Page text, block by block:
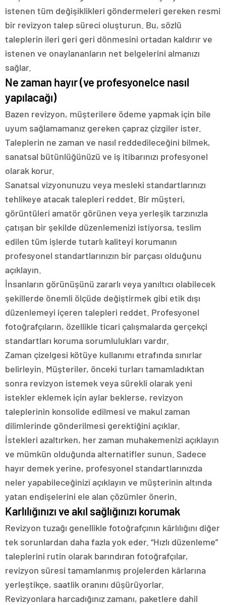
istenen tüm değişiklikleri göndermeleri gereken resmi
bir revizyon talep süreci oluşturun. Bu, sözlü
taleplerin ileri geri geri dönmesini ortadan kaldırır ve
istenen ve onaylananların net belgelerini almanızı
sağlar.
Ne zaman hayır (ve profesyonelce nasıl
yapılacağı)
Bazen revizyon, müşterilere ödeme yapmak için bile
uyum sağlamamanız gereken çapraz çizgiler ister.
Taleplerin ne zaman ve nasıl reddedileceğini bilmek,
sanatsal bütünlüğünüzü ve iş itibarınızı profesyonel
olarak korur.
Sanatsal vizyonunuzu veya mesleki standartlarınızı
tehlikeye atacak talepleri reddet. Bir müşteri,
görüntüleri amatör görünen veya yerleşik tarzınızla
çatışan bir şekilde düzenlemenizi istiyorsa, teslim
edilen tüm işlerde tutarlı kaliteyi korumanın
profesyonel standartlarınızın bir parçası olduğunu
açıklayın.
İnsanların görünüşünü zararlı veya yanıltıcı olabilecek
şekillerde önemli ölçüde değiştirmek gibi etik dışı
düzenlemeyi içeren talepleri reddet. Profesyonel
fotoğrafçıların, özellikle ticari çalışmalarda gerçekçi
standartları koruma sorumlulukları vardır.
Zaman çizelgesi kötüye kullanımı etrafında sınırlar
belirleyin. Müşteriler, önceki turları tamamladıktan
sonra revizyon istemek veya sürekli olarak yeni
istekler eklemek için aylar beklerse, revizyon
taleplerinin konsolide edilmesi ve makul zaman
dilimlerinde gönderilmesi gerektiğini açıklar.
İstekleri azaltırken, her zaman muhakemenizi açıklayın
ve mümkün olduğunda alternatifler sunun. Sadece
hayır demek yerine, profesyonel standartlarınızda
neler yapabileceğinizi açıklayın ve müşterinin altında
yatan endişelerini ele alan çözümler önerin.
Karlılığınızı ve akıl sağlığınızı korumak
Revizyon tuzağı genellikle fotoğrafçının kârlılığını diğer
tek sorunlardan daha fazla yok eder. “Hızlı düzenleme”
taleplerini rutin olarak barındıran fotoğrafçılar,
revizyon süresi tamamlanmış projelerden kârlarına
yerleştikçe, saatlik oranını düşürüyorlar.
Revizyonlara harcadığınız zamanı, paketlere dahil